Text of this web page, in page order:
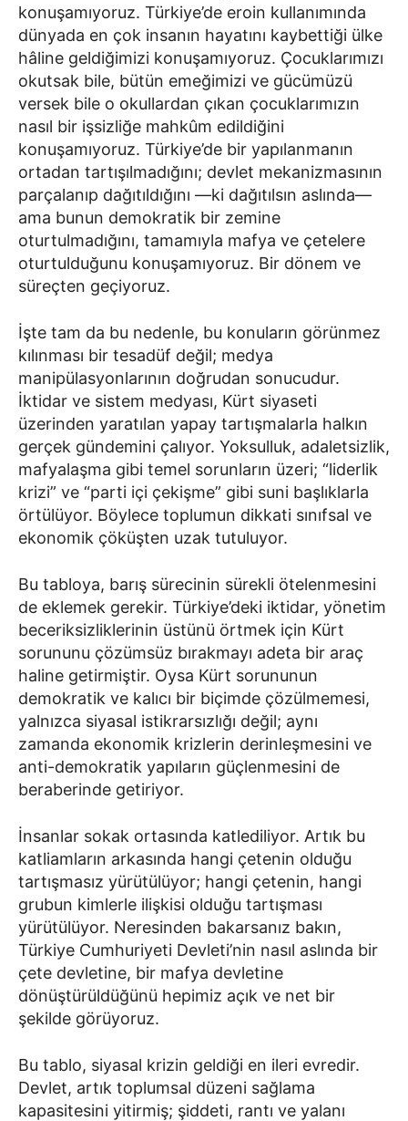
konuşamıyoruz. Türkiye’de eroin kullanımında
dünyada en çok insanın hayatını kaybettiği ülke
hâline geldiğimizi konuşamıyoruz. Çocuklarımızı
okutsak bile, bütün emeğimizi ve gücümüzü
versek bile o okullardan çıkan çocuklarımızın
nasıl bir işsizliğe mahkûm edildiğini
konuşamıyoruz. Türkiye’de bir yapılanmanın
ortadan tartışılmadığını; devlet mekanizmasının
parçalanıp dağıtıldığını —ki dağıtılsın aslında—
ama bunun demokratik bir zemine
oturtulmadığını, tamamıyla mafya ve çetelere
oturtulduğunu konuşamıyoruz. Bir dönem ve
süreçten geçiyoruz.
İşte tam da bu nedenle, bu konuların görünmez
kılınması bir tesadüf değil; medya
manipülasyonlarının doğrudan sonucudur.
İktidar ve sistem medyası, Kürt siyaseti
üzerinden yaratılan yapay tartışmalarla halkın
gerçek gündemini çalıyor. Yoksulluk, adaletsizlik,
mafyalaşma gibi temel sorunların üzeri; “liderlik
krizi” ve “parti içi çekişme” gibi suni başlıklarla
örtülüyor. Böylece toplumun dikkati sınıfsal ve
ekonomik çöküşten uzak tutuluyor.
Bu tabloya, barış sürecinin sürekli ötelenmesini
de eklemek gerekir. Türkiye’deki iktidar, yönetim
beceriksizliklerinin üstünü örtmek için Kürt
sorununu çözümsüz bırakmayı adeta bir araç
haline getirmiştir. Oysa Kürt sorununun
demokratik ve kalıcı bir biçimde çözülmemesi,
yalnızca siyasal istikrarsızlığı değil; aynı
zamanda ekonomik krizlerin derinleşmesini ve
anti-demokratik yapıların güçlenmesini de
beraberinde getiriyor.
İnsanlar sokak ortasında katlediliyor. Artık bu
katliamların arkasında hangi çetenin olduğu
tartışmasız yürütülüyor; hangi çetenin, hangi
grubun kimlerle ilişkisi olduğu tartışması
yürütülüyor. Neresinden bakarsanız bakın,
Türkiye Cumhuriyeti Devleti’nin nasıl aslında bir
çete devletine, bir mafya devletine
dönüştürüldüğünü hepimiz açık ve net bir
şekilde görüyoruz.
Bu tablo, siyasal krizin geldiği en ileri evredir.
Devlet, artık toplumsal düzeni sağlama
kapasitesini yitirmiş; şiddeti, rantı ve yalanı